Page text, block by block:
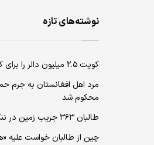
نوشته‌های تازه
کویت ۲.۵ میلیون دالر را برای کمک به افغانستان اختصاص داد
مرد اهل افغانستان به جرم
محکوم شد
طالبان ۳۶۳ جریب زمین در ننگرهار را دولتی اعلام کرد
چین از طالبان خواست علیه